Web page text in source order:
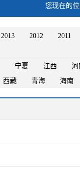
您现在的位
2013 2012 2011
宁夏 江西 河
西藏 青海 海南